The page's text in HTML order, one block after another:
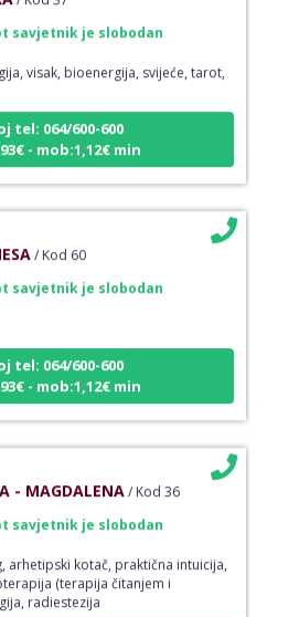
savjetnik je slobodan
visak, bioenergija, svijeće, tarot,
tel: 064/600-600
- mob:1,12€ min
/ Kod 60
savjetnik je slobodan
tel: 064/600-600
- mob:1,12€ min
/ Kod 36
savjetnik je slobodan
kotač, praktična intuicija,
(terapija čitanjem i
radiestezija